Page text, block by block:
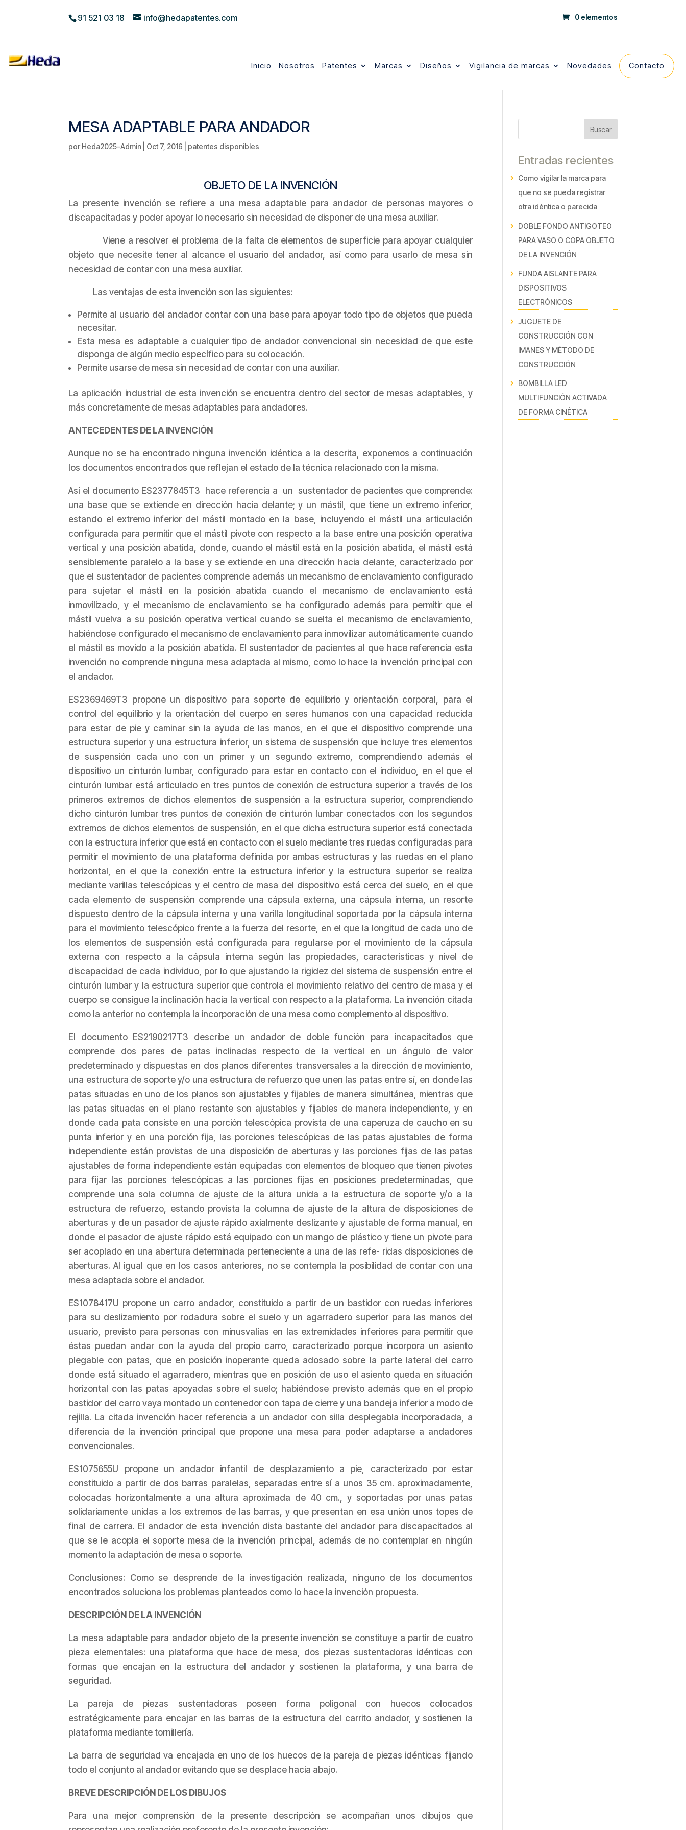
91 521 03 18 info@hedapatentes.com 0 elementos
Inicio Nosotros Patentes Marcas Diseños Vigilancia de marcas Novedades Contacto
MESA ADAPTABLE PARA ANDADOR
por Heda2025-Admin Oct 7, 2016 patentes disponibles
OBJETO DE LA INVENCIÓN
La presente invención se refiere a una mesa adaptable para andador de personas mayores o
discapacitadas y poder apoyar lo necesario sin necesidad de disponer de una mesa auxiliar.
Viene a resolver el problema de la falta de elementos de superficie para apoyar cualquier
objeto que necesite tener al alcance el usuario del andador, así como para usarlo de mesa sin
necesidad de contar con una mesa auxiliar.
Las ventajas de esta invención son las siguientes:
Permite al usuario del andador contar con una base para apoyar todo tipo de objetos que pueda
necesitar.
Esta mesa es adaptable a cualquier tipo de andador convencional sin necesidad de que este
disponga de algún medio específico para su colocación.
Permite usarse de mesa sin necesidad de contar con una auxiliar.
La aplicación industrial de esta invención se encuentra dentro del sector de mesas adaptables, y
más concretamente de mesas adaptables para andadores.
ANTECEDENTES DE LA INVENCIÓN
Aunque no se ha encontrado ninguna invención idéntica a la descrita, exponemos a continuación
los documentos encontrados que reflejan el estado de la técnica relacionado con la misma.
Así el documento ES2377845T3 hace referencia a un sustentador de pacientes que comprende:
una base que se extiende en dirección hacia delante; y un mástil, que tiene un extremo inferior,
estando el extremo inferior del mástil montado en la base, incluyendo el mástil una articulación
configurada para permitir que el mástil pivote con respecto a la base entre una posición operativa
vertical y una posición abatida, donde, cuando el mástil está en la posición abatida, el mástil está
sensiblemente paralelo a la base y se extiende en una dirección hacia delante, caracterizado por
que el sustentador de pacientes comprende además un mecanismo de enclavamiento configurado
para sujetar el mástil en la posición abatida cuando el mecanismo de enclavamiento está
inmovilizado, y el mecanismo de enclavamiento se ha configurado además para permitir que el
mástil vuelva a su posición operativa vertical cuando se suelta el mecanismo de enclavamiento,
habiéndose configurado el mecanismo de enclavamiento para inmovilizar automáticamente cuando
el mástil es movido a la posición abatida. El sustentador de pacientes al que hace referencia esta
invención no comprende ninguna mesa adaptada al mismo, como lo hace la invención principal con
el andador.
ES2369469T3 propone un dispositivo para soporte de equilibrio y orientación corporal, para el
control del equilibrio y la orientación del cuerpo en seres humanos con una capacidad reducida
para estar de pie y caminar sin la ayuda de las manos, en el que el dispositivo comprende una
estructura superior y una estructura inferior, un sistema de suspensión que incluye tres elementos
de suspensión cada uno con un primer y un segundo extremo, comprendiendo además el
dispositivo un cinturón lumbar, configurado para estar en contacto con el individuo, en el que el
cinturón lumbar está articulado en tres puntos de conexión de estructura superior a través de los
primeros extremos de dichos elementos de suspensión a la estructura superior, comprendiendo
dicho cinturón lumbar tres puntos de conexión de cinturón lumbar conectados con los segundos
extremos de dichos elementos de suspensión, en el que dicha estructura superior está conectada
con la estructura inferior que está en contacto con el suelo mediante tres ruedas configuradas para
permitir el movimiento de una plataforma definida por ambas estructuras y las ruedas en el plano
horizontal, en el que la conexión entre la estructura inferior y la estructura superior se realiza
mediante varillas telescópicas y el centro de masa del dispositivo está cerca del suelo, en el que
cada elemento de suspensión comprende una cápsula externa, una cápsula interna, un resorte
dispuesto dentro de la cápsula interna y una varilla longitudinal soportada por la cápsula interna
para el movimiento telescópico frente a la fuerza del resorte, en el que la longitud de cada uno de
los elementos de suspensión está configurada para regularse por el movimiento de la cápsula
externa con respecto a la cápsula interna según las propiedades, características y nivel de
discapacidad de cada individuo, por lo que ajustando la rigidez del sistema de suspensión entre el
cinturón lumbar y la estructura superior que controla el movimiento relativo del centro de masa y el
cuerpo se consigue la inclinación hacia la vertical con respecto a la plataforma. La invención citada
como la anterior no contempla la incorporación de una mesa como complemento al dispositivo.
El documento ES2190217T3 describe un andador de doble función para incapacitados que
comprende dos pares de patas inclinadas respecto de la vertical en un ángulo de valor
predeterminado y dispuestas en dos planos diferentes transversales a la dirección de movimiento,
una estructura de soporte y/o una estructura de refuerzo que unen las patas entre sí, en donde las
patas situadas en uno de los planos son ajustables y fijables de manera simultánea, mientras que
las patas situadas en el plano restante son ajustables y fijables de manera independiente, y en
donde cada pata consiste en una porción telescópica provista de una caperuza de caucho en su
punta inferior y en una porción fija, las porciones telescópicas de las patas ajustables de forma
independiente están provistas de una disposición de aberturas y las porciones fijas de las patas
ajustables de forma independiente están equipadas con elementos de bloqueo que tienen pivotes
para fijar las porciones telescópicas a las porciones fijas en posiciones predeterminadas, que
comprende una sola columna de ajuste de la altura unida a la estructura de soporte y/o a la
estructura de refuerzo, estando provista la columna de ajuste de la altura de disposiciones de
aberturas y de un pasador de ajuste rápido axialmente deslizante y ajustable de forma manual, en
donde el pasador de ajuste rápido está equipado con un mango de plástico y tiene un pivote para
ser acoplado en una abertura determinada perteneciente a una de las refe- ridas disposiciones de
aberturas. Al igual que en los casos anteriores, no se contempla la posibilidad de contar con una
mesa adaptada sobre el andador.
ES1078417U propone un carro andador, constituido a partir de un bastidor con ruedas inferiores
para su deslizamiento por rodadura sobre el suelo y un agarradero superior para las manos del
usuario, previsto para personas con minusvalías en las extremidades inferiores para permitir que
éstas puedan andar con la ayuda del propio carro, caracterizado porque incorpora un asiento
plegable con patas, que en posición inoperante queda adosado sobre la parte lateral del carro
donde está situado el agarradero, mientras que en posición de uso el asiento queda en situación
horizontal con las patas apoyadas sobre el suelo; habiéndose previsto además que en el propio
bastidor del carro vaya montado un contenedor con tapa de cierre y una bandeja inferior a modo de
rejilla. La citada invención hacer referencia a un andador con silla desplegabla incorporadada, a
diferencia de la invención principal que propone una mesa para poder adaptarse a andadores
convencionales.
ES1075655U propone un andador infantil de desplazamiento a pie, caracterizado por estar
constituido a partir de dos barras paralelas, separadas entre sí a unos 35 cm. aproximadamente,
colocadas horizontalmente a una altura aproximada de 40 cm., y soportadas por unas patas
solidariamente unidas a los extremos de las barras, y que presentan en esa unión unos topes de
final de carrera. El andador de esta invención dista bastante del andador para discapacitados al
que se le acopla el soporte mesa de la invención principal, además de no contemplar en ningún
momento la adaptación de mesa o soporte.
Conclusiones: Como se desprende de la investigación realizada, ninguno de los documentos
encontrados soluciona los problemas planteados como lo hace la invención propuesta.
DESCRIPCIÓN DE LA INVENCIÓN
La mesa adaptable para andador objeto de la presente invención se constituye a partir de cuatro
pieza elementales: una plataforma que hace de mesa, dos piezas sustentadoras idénticas con
formas que encajan en la estructura del andador y sostienen la plataforma, y una barra de
seguridad.
La pareja de piezas sustentadoras poseen forma poligonal con huecos colocados
estratégicamente para encajar en las barras de la estructura del carrito andador, y sostienen la
plataforma mediante tornillería.
La barra de seguridad va encajada en uno de los huecos de la pareja de piezas idénticas fijando
todo el conjunto al andador evitando que se desplace hacia abajo.
BREVE DESCRIPCIÓN DE LOS DIBUJOS
Para una mejor comprensión de la presente descripción se acompañan unos dibujos que
Buscar
Entradas recientes
Como vigilar la marca para
que no se pueda registrar
otra idéntica o parecida
DOBLE FONDO ANTIGOTEO
PARA VASO O COPA OBJETO
DE LA INVENCIÓN
FUNDA AISLANTE PARA
DISPOSITIVOS
ELECTRÓNICOS
JUGUETE DE
CONSTRUCCIÓN CON
IMANES Y MÉTODO DE
CONSTRUCCIÓN
BOMBILLA LED
MULTIFUNCIÓN ACTIVADA
DE FORMA CINÉTICA